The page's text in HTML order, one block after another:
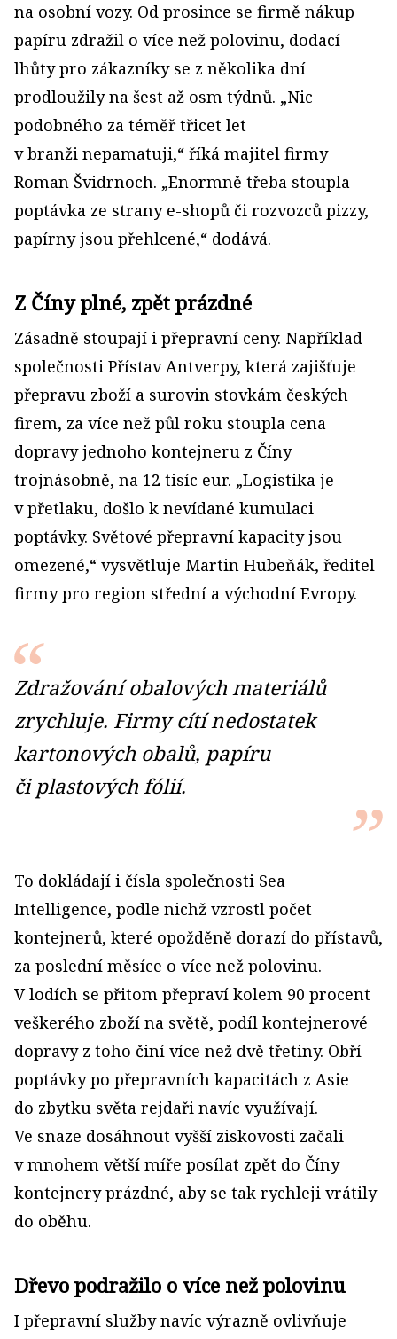
na osobní vozy. Od prosince se firmě nákup
papíru zdražil o více než polovinu, dodací
lhůty pro zákazníky se z několika dní
prodloužily na šest až osm týdnů. „Nic
podobného za téměř třicet let
v branži nepamatuji,“ říká majitel firmy
Roman Švidrnoch. „Enormně třeba stoupla
poptávka ze strany e-shopů či rozvozců pizzy,
papírny jsou přehlcené,“ dodává.
Z Číny plné, zpět prázdné
Zásadně stoupají i přepravní ceny. Například
společnosti Přístav Antverpy, která zajišťuje
přepravu zboží a surovin stovkám českých
firem, za více než půl roku stoupla cena
dopravy jednoho kontejneru z Číny
trojnásobně, na 12 tisíc eur. „Logistika je
v přetlaku, došlo k nevídané kumulaci
poptávky. Světové přepravní kapacity jsou
omezené,“ vysvětluje Martin Hubeňák, ředitel
firmy pro region střední a východní Evropy.
Zdražování obalových materiálů
zrychluje. Firmy cítí nedostatek
kartonových obalů, papíru
či plastových fólií.
To dokládají i čísla společnosti Sea
Intelligence, podle nichž vzrostl počet
kontejnerů, které opožděně dorazí do přístavů,
za poslední měsíce o více než polovinu.
V lodích se přitom přepraví kolem 90 procent
veškerého zboží na světě, podíl kontejnerové
dopravy z toho činí více než dvě třetiny. Obří
poptávky po přepravních kapacitách z Asie
do zbytku světa rejdaři navíc využívají.
Ve snaze dosáhnout vyšší ziskovosti začali
v mnohem větší míře posílat zpět do Číny
kontejnery prázdné, aby se tak rychleji vrátily
do oběhu.
Dřevo podražilo o více než polovinu
I přepravní služby navíc výrazně ovlivňuje